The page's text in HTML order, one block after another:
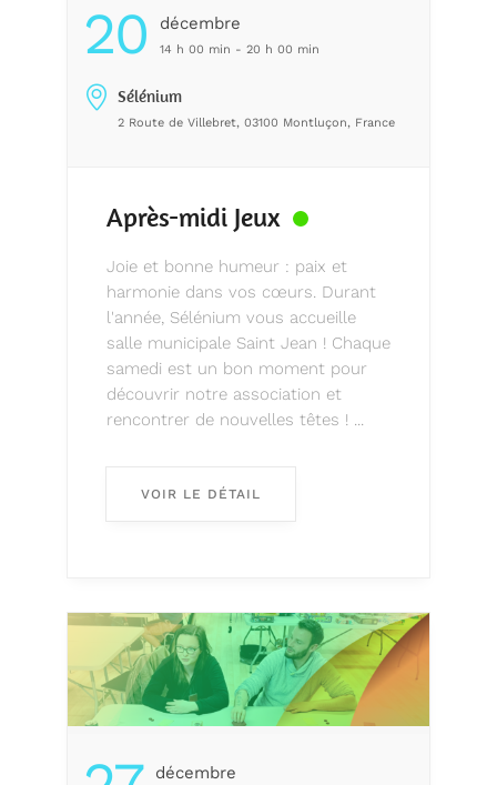
20 Décembre
14 h 00 min - 20 h 00 min
Sélénium
2 Route de Villebret, 03100 Montluçon, France
Après-midi Jeux
Joie et bonne humeur : paix et
harmonie dans vos cœurs. Durant
l'année, Sélénium vous accueille
salle municipale Saint Jean ! Chaque
samedi est un bon moment pour
découvrir notre association et
rencontrer de nouvelles têtes ! ...
VOIR LE DÉTAIL
Décembre